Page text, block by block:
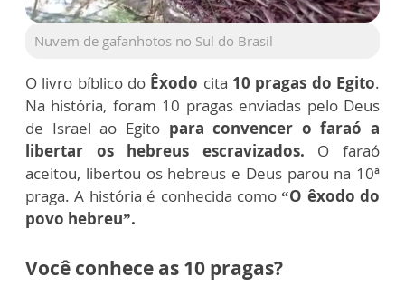
Nuvem de gafanhotos no Sul do Brasil
O livro bíblico do Êxodo cita 10 pragas do Egito.
Na história, foram 10 pragas enviadas pelo Deus
de Israel ao Egito para convencer o faraó a
libertar os hebreus escravizados. O faraó
aceitou, libertou os hebreus e Deus parou na 10ª
praga. A história é conhecida como“O êxodo do
povo hebreu”.
Você conhece as 10 pragas?